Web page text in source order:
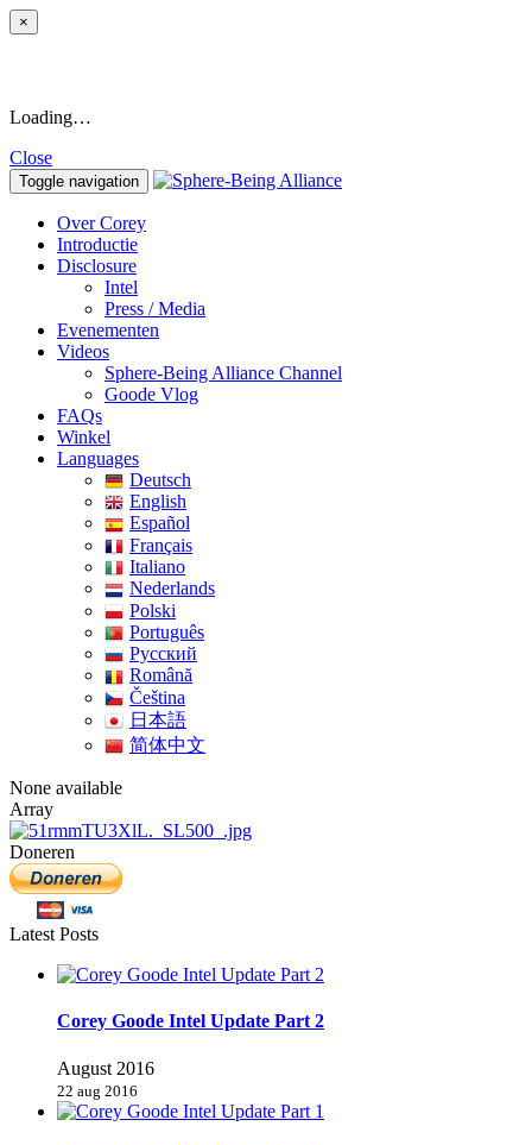
×
Loading…
Close
Toggle navigation
Over Corey
Introductie
Disclosure
Intel
Press / Media
Evenementen
Videos
Sphere-Being Alliance Channel
Goode Vlog
FAQs
Winkel
Languages
Deutsch
English
Español
Français
Italiano
Nederlands
Polski
Português
Pусский
Română
Čeština
日本語
简体中文
None available
Array
Doneren
Latest Posts
Corey Goode Intel Update Part 2
August 2016
22 aug 2016